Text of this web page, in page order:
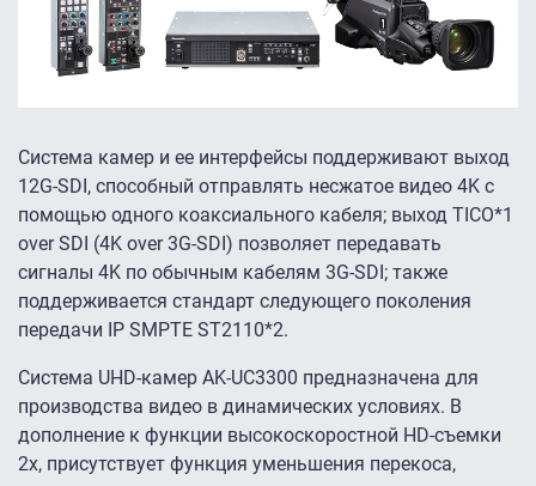
Система камер и ее интерфейсы поддерживают выход
12G-SDI, способный отправлять несжатое видео 4K с
помощью одного коаксиального кабеля; выход TICO*1
over SDI (4K over 3G-SDI) позволяет передавать
сигналы 4K по обычным кабелям 3G-SDI; также
поддерживается стандарт следующего поколения
передачи IP SMPTE ST2110*2.
Система UHD-камер AK-UC3300 предназначена для
производства видео в динамических условиях. В
дополнение к функции высокоскоростной HD-съемки
2x, присутствует функция уменьшения перекоса,